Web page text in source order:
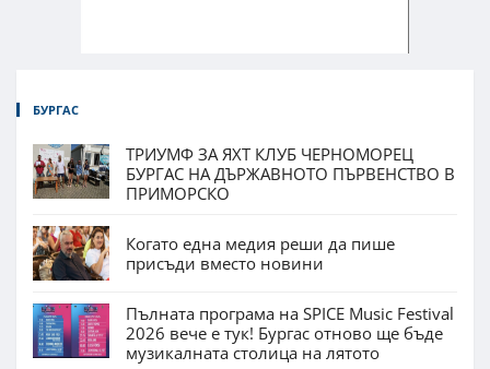
БУРГАС
ТРИУМФ ЗА ЯХТ КЛУБ ЧЕРНОМОРЕЦ
БУРГАС НА ДЪРЖАВНОТО ПЪРВЕНСТВО В
ПРИМОРСКО
Когато една медия реши да пише
присъди вместо новини
Пълната програма на SPICE Music Festival
2026 вече е тук! Бургас отново ще бъде
музикалната столица на лятото